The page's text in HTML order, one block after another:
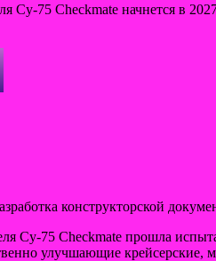
Су-75 Checkmate начнется в
конструкторской
Су-75 Cheсkmate прошла
улучшающие